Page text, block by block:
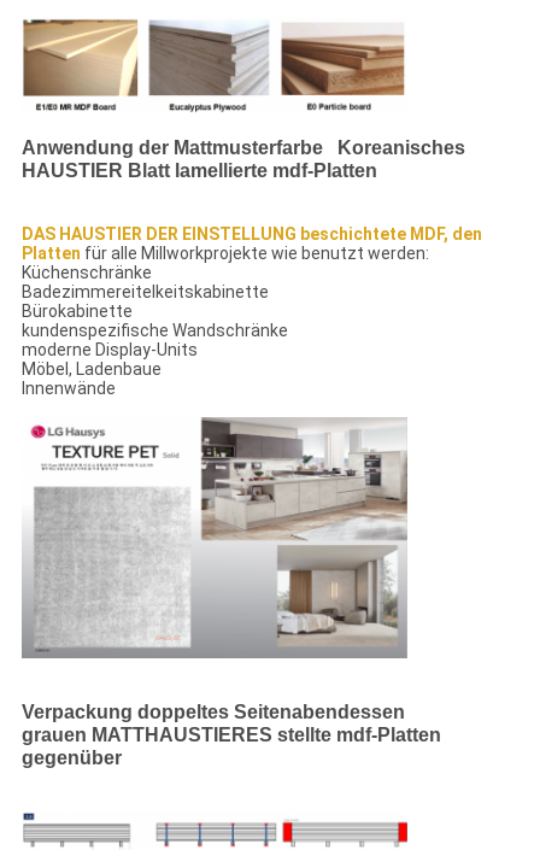
Anwendung der Mattmusterfarbe Koreanisches
HAUSTIER Blatt lamellierte mdf-Platten
DAS HAUSTIER DER EINSTELLUNG beschichtete MDF, den
Platten für alle Millworkprojekte wie benutzt werden:
Küchenschränke
Badezimmereitelkeitskabinette
Bürokabinette
kundenspezifische Wandschränke
moderne Display-Units
Möbel, Ladenbaue
Innenwände
Verpackung doppeltes Seitenabendessen
grauen MATTHAUSTIERES stellte mdf-Platten
gegenüber